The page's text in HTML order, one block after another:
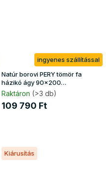
ingyenes szállítással
Natúr borovi PERY tömör fa
házikó ágy 90x200
ágyneműtartóval
Raktáron (>3 db)
109 790 Ft
Kiárusítás